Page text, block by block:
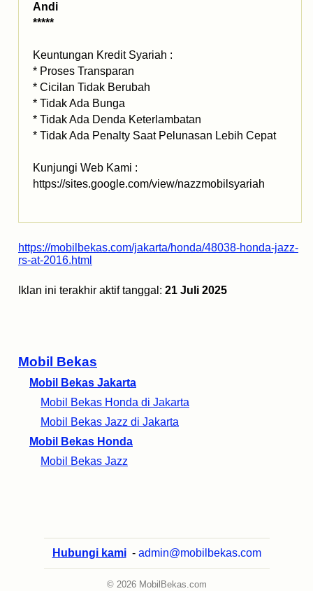
Mobil Bekas
Mobil Bekas Jakarta
Mobil Bekas Honda di Jakarta
Mobil Bekas Jazz di Jakarta
Mobil Bekas Honda
Mobil Bekas Jazz
Andi
*****
Keuntungan Kredit Syariah :
* Proses Transparan
* Cicilan Tidak Berubah
* Tidak Ada Bunga
* Tidak Ada Denda Keterlambatan
* Tidak Ada Penalty Saat Pelunasan Lebih Cepat
Kunjungi Web Kami :
https://sites.google.com/view/nazzmobilsyariah
https://mobilbekas.com/jakarta/honda/48038-honda-jazz-
rs-at-2016.html
Iklan ini terakhir aktif tanggal: 21 Juli 2025
Hubungi kami - admin@mobilbekas.com
© 2026 MobilBekas.com